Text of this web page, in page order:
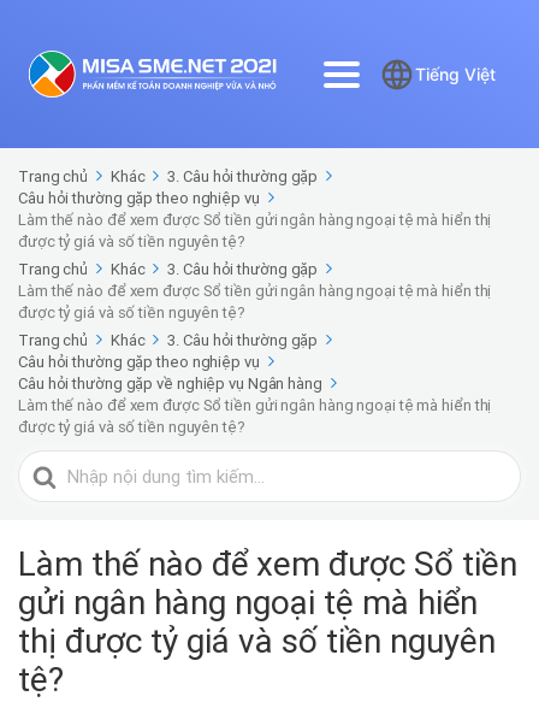
Tiếng Việt
Trang chủ Khác
3. Câu hỏi thường gặp
Câu hỏi thường gặp theo nghiệp vụ
Làm thế nào để xem được Sổ tiền gửi ngân hàng ngoại tệ mà hiển thị
được tỷ giá và số tiền nguyên tệ?
Trang chủ
Khác
3. Câu hỏi thường gặp
Làm thế nào để xem được Sổ tiền gửi ngân hàng ngoại tệ mà hiển thị
được tỷ giá và số tiền nguyên tệ?
Trang chủ
Khác
3. Câu hỏi thường gặp
Câu hỏi thường gặp theo nghiệp vụ
Câu hỏi thường gặp về nghiệp vụ Ngân hàng
Làm thế nào để xem được Sổ tiền gửi ngân hàng ngoại tệ mà hiển thị
được tỷ giá và số tiền nguyên tệ?
Tìm
kiếm
Làm thế nào để xem được Sổ tiền
gửi ngân hàng ngoại tệ mà hiển
thị được tỷ giá và số tiền nguyên
tệ?